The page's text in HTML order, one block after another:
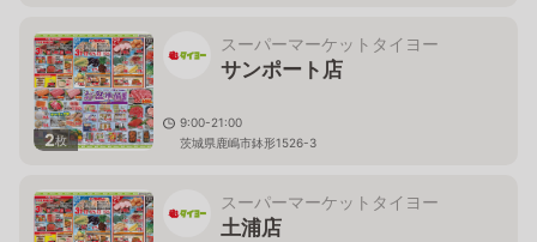
2枚
スーパーマーケットタイヨー
サンポート店
9:00-21:00
茨城県鹿嶋市鉢形1526-3
スーパーマーケットタイヨー
土浦店